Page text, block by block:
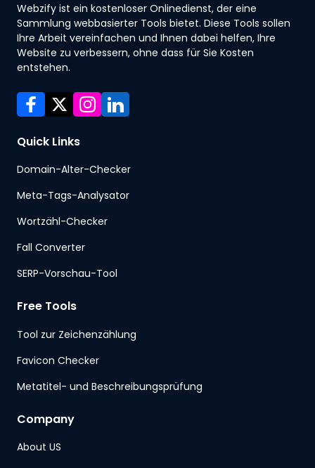
Webzify ist ein kostenloser Onlinedienst, der eine
Sammlung webbasierter Tools bietet. Diese Tools sollen
Ihre Arbeit vereinfachen und Ihnen dabei helfen, Ihre
Website zu verbessern, ohne dass für Sie Kosten
entstehen.
Quick Links
Domain-Alter-Checker
Meta-Tags-Analysator
Wortzähl-Checker
Fall Converter
SERP-Vorschau-Tool
Free Tools
Tool zur Zeichenzählung
Favicon Checker
Metatitel- und Beschreibungsprüfung
Company
About US